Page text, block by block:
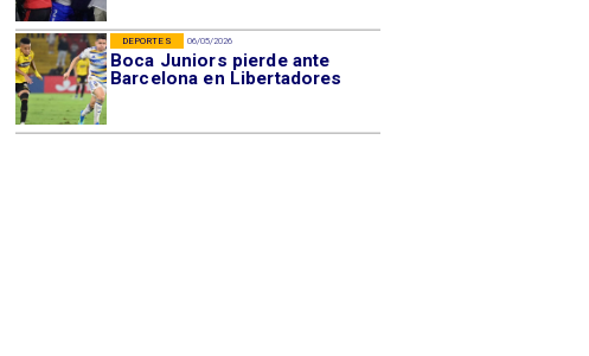
06/05/2026
Boca Juniors pierde ante
Barcelona en Libertadores
DEPORTES